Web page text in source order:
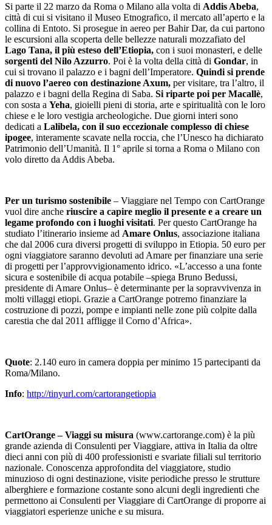
Si parte il 22 marzo da Roma o Milano alla volta di Addis Abeba,
città di cui si visitano il Museo Etnografico, il mercato all’aperto e la
collina di Entoto. Si prosegue in aereo per Bahir Dar, da cui partono
le escursioni alla scoperta delle bellezze naturali mozzafiato del
Lago Tana, il più esteso dell’Etiopia, con i suoi monasteri, e delle
sorgenti del Nilo Azzurro. Poi è la volta della città di Gondar, in
cui si trovano il palazzo e i bagni dell’Imperatore. Quindi si prende
di nuovo l’aereo con destinazione Axum, per visitare, tra l’altro, il
palazzo e i bagni della Regina di Saba. Si riparte poi per Macallè,
con sosta a Yeha, gioielli pieni di storia, arte e spiritualità con le loro
chiese e le loro vestigia archeologiche. Due giorni interi sono
dedicati a Lalibela, con il suo eccezionale complesso di chiese
ipogee, interamente scavate nella roccia, che l’Unesco ha dichiarato
Patrimonio dell’Umanità. Il 1° aprile si torna a Roma o Milano con
volo diretto da Addis Abeba.
Per un turismo sostenibile – Viaggiare nel Tempo con CartOrange
vuol dire anche riuscire a capire meglio il presente e a creare un
legame profondo con i luoghi visitati. Per questo CartOrange ha
studiato l’itinerario insieme ad Amare Onlus, associazione italiana
che dal 2006 cura diversi progetti di sviluppo in Etiopia. 50 euro per
ogni viaggiatore saranno devoluti ad Amare per finanziare una serie
di progetti per l’approvvigionamento idrico. «L’accesso a una fonte
sicura e sostenibile di acqua potabile –spiega Bruno Bedussi,
presidente di Amare Onlus– è determinante per la sopravvivenza in
molti villaggi etiopi. Grazie a CartOrange potremo finanziare la
costruzione di pozzi, pompe e impianti nelle zone più colpite dalla
carestia che dal 2011 affligge il Corno d’Africa».
Quote: 2.140 euro in camera doppia per minimo 15 partecipanti da
Roma/Milano.
Info: http://tinyurl.com/cartorangetiopia
CartOrange – Viaggi su misura (www.cartorange.com) è la più
grande azienda di Consulenti per Viaggiare, attiva in Italia da oltre
dieci anni con più di 400 professionisti e svariate filiali sul territorio
nazionale. Conoscenza approfondita del viaggiatore, studio
minuzioso di ogni destinazione, visite periodiche presso le strutture
alberghiere e formazione costante sono alcuni degli ingredienti che
permettono ai Consulenti per Viaggiare di CartOrange di proporre ai
viaggiatori esperienze uniche e su misura.